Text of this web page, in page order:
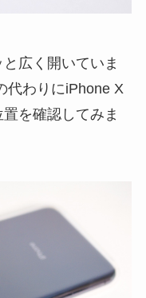
広く開いていま
代わりにiPhone X
を確認してみま